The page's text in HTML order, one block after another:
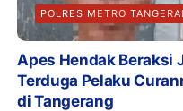
POLRES METRO
Apes Hendak Beraksi
Terduga Pelaku
di Tangerang